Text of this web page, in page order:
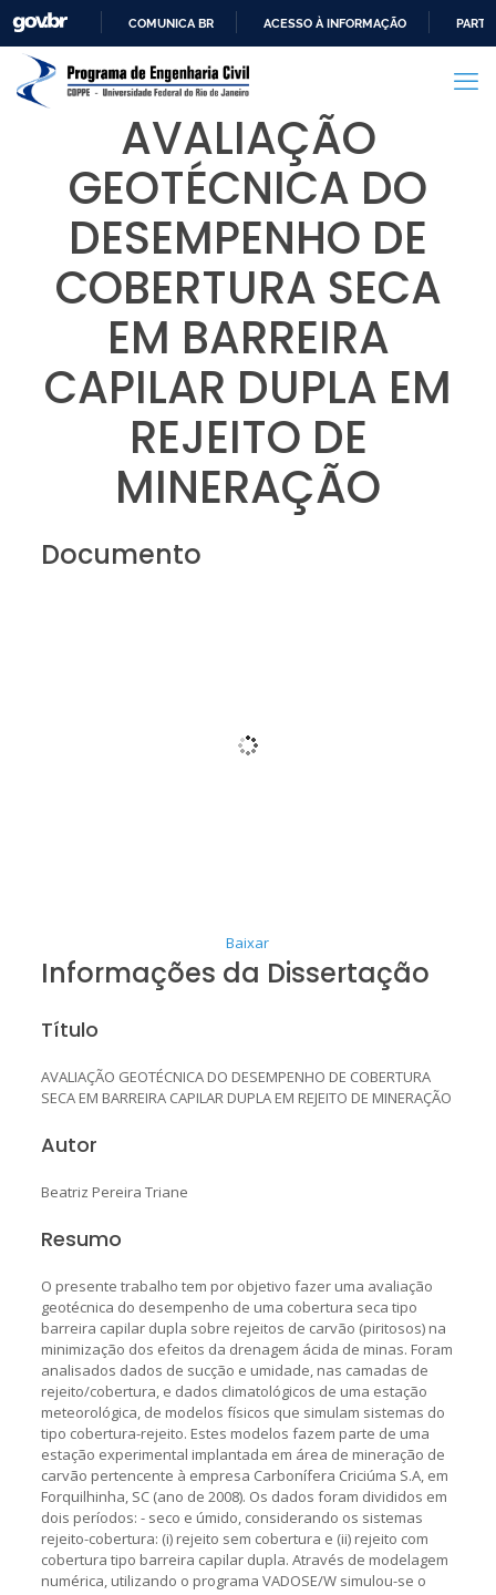
PARA
CONTEÚDO
COMUNICA BR ACESSO À INFORMAÇÃO
AVALIAÇÃO
GEOTÉCNICA DO
DESEMPENHO DE
COBERTURA SECA
EM BARREIRA
CAPILAR DUPLA EM
REJEITO DE
MINERAÇÃO
Documento
Baixar
Informações da Dissertação
Título
AVALIAÇÃO GEOTÉCNICA DO DESEMPENHO DE COBERTURA
SECA EM BARREIRA CAPILAR DUPLA EM REJEITO DE MINERAÇÃO
Autor
Beatriz Pereira Triane
Resumo
O presente trabalho tem por objetivo fazer uma avaliação
geotécnica do desempenho de uma cobertura seca tipo
barreira capilar dupla sobre rejeitos de carvão (piritosos) na
minimização dos efeitos da drenagem ácida de minas. Foram
analisados dados de sucção e umidade, nas camadas de
rejeito/cobertura, e dados climatológicos de uma estação
meteorológica, de modelos físicos que simulam sistemas do
tipo cobertura-rejeito. Estes modelos fazem parte de uma
estação experimental implantada em área de mineração de
carvão pertencente à empresa Carbonífera Criciúma S.A, em
Forquilhinha, SC (ano de 2008). Os dados foram divididos em
dois períodos: - seco e úmido, considerando os sistemas
rejeito-cobertura: (i) rejeito sem cobertura e (ii) rejeito com
cobertura tipo barreira capilar dupla. Através de modelagem
numérica, utilizando o programa VADOSE/W simulou-se o